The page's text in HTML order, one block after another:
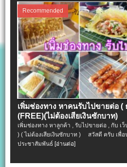
Recommended
เพิ่มช่องทาง หาคนรับไปขายต่อ (
(FREE)(ไม่ต้องเสียเงินซักบาท)
เพิ่มช่องทาง หาลูกค้า , รับไปขายต่อ , กับ เ
) ( ไม่ต้องเสียเงินซักบาท ) สวัสดี ครับ เพื่
ประชาสัมพันธ์[อ่านต่อ]